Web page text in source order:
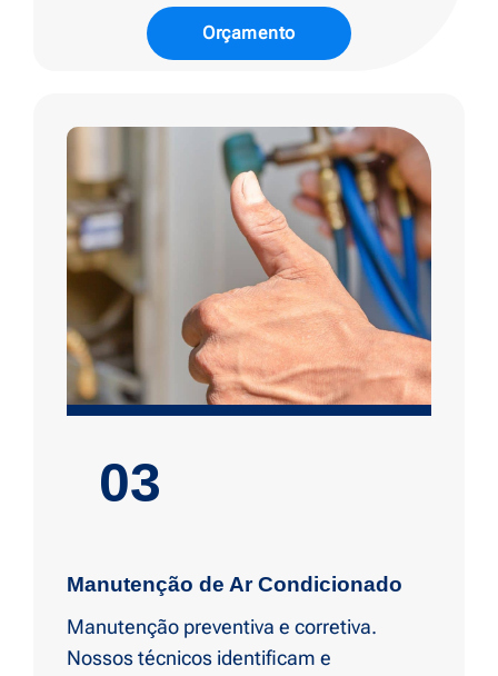
Orçamento
03
Manutenção de Ar Condicionado
Manutenção preventiva e corretiva.
Nossos técnicos identificam e